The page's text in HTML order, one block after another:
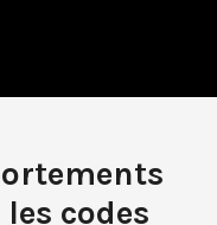
codes